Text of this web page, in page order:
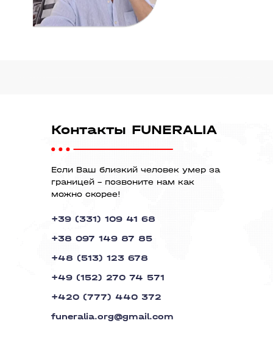
Контакты FUNERALIA
Если Ваш близкий человек умер за
границей - позвоните нам как
можно скорее!
+39 (331) 109 41 68
+38 097 149 87 85
funeralia.org@gmail.com
+48 (513) 123 678
+49 (152) 270 74 571
+420 (777) 440 372